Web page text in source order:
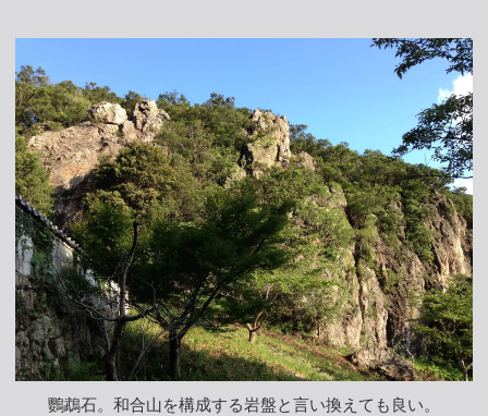
鸚鵡石。和合山を構成する岩盤と言い換えても良い。